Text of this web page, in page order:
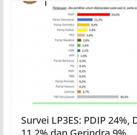
Survei LP3ES: PDIP